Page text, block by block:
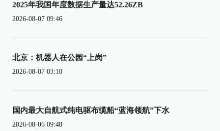
2025年我国年度数据生产量达52.26ZB
2026-08-07 09:46
北京：机器人在公园“上岗”
2026-08-07 03:10
国内最大自航式纯电驱布缆船“蓝海领航”下水
2026-08-06 09:48